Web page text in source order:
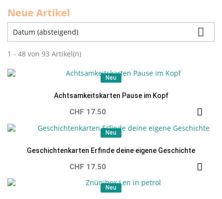
Neue Artikel
Datum (absteigend) 
1 - 48 von 93 Artikel(n)
Neu
Neu
Achtsamkeitskarten Pause im Kopf
CHF 17.50
Neu
Neu
Geschichtenkarten Erfinde deine eigene Geschichte
CHF 17.50
Neu
Neu